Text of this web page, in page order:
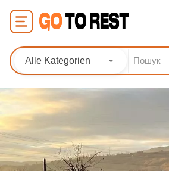
Alle Kategorien